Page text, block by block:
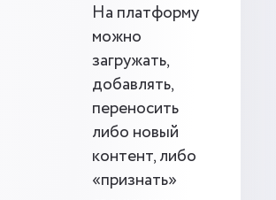
На платформу
можно
загружать,
добавлять,
переносить
либо новый
контент, либо
«признать»